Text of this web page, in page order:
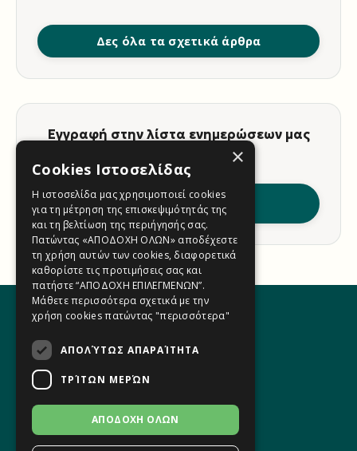
Δες όλα τα σχετικά άρθρα
Εγγραφή στην λίστα ενημερώσεων μας
Εγγραφή
Η Ομάδα μας
Φόρμα Επικοινωνίας
Πολιτική Απορρήτου
Πολιτική Cookies
×
Cookies Ιστοσελίδας
Η ιστοσελίδα μας χρησιμοποιεί cookies
για τη μέτρηση της επισκεψιμότητάς της
και τη βελτίωση της περιήγησής σας.
Πατώντας «ΑΠΟΔΟΧΗ ΟΛΩΝ» αποδέχεστε
τη χρήση αυτών των cookies, διαφορετικά
καθορίστε τις προτιμήσεις σας και
πατήστε “ΑΠΟΔΟΧΗ ΕΠΙΛΕΓΜΕΝΩΝ”.
Μάθετε περισσότερα σχετικά με την
χρήση cookies πατώντας "περισσότερα"
ΑΠΟΛΎΤΩΣ ΑΠΑΡΑΊΤΗΤΑ
ΤΡΊΤΩΝ ΜΕΡΏΝ
ΑΠΟΔΟΧΗ ΟΛΩΝ